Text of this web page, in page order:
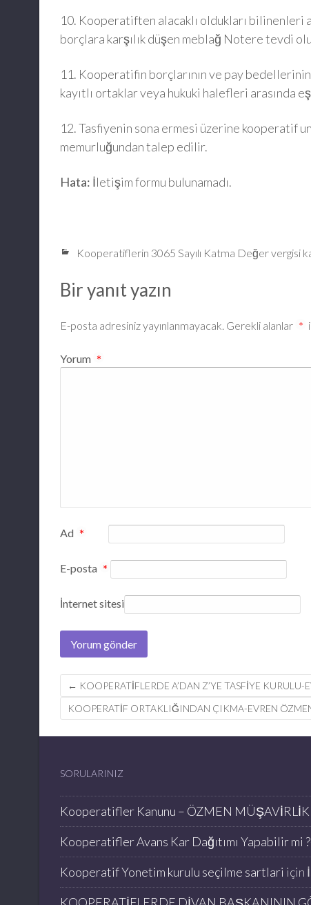
10. Kooperatiften alacaklı oldukları bilinenleri
borçlara karşılık düşen meblağ Notere tevdi
11. Kooperatifin borçlarının ve pay
kayıtlı ortaklar veya hukuki halefleri arasında
12. Tasfiyenin sona ermesi üzerine kooperatif
memurluğundan talep edilir.
Hata: İletişim formu bulunamadı.
Kooperatiflerin 3065 Sayılı Katma Değer vergisi
Bir yanıt yazın
E-posta adresiniz yayınlanmayacak. Gerekli alanlar *
Yorum *
Ad *
E-posta *
İnternet sitesi
Post
navigation
← KOOPERATİFLERDE A’DAN Z’YE TASFİYE KURULU-
KOOPERATIF ORTAKLIĞINDAN ÇIKMA-EVREN
SORULARINIZ
Kooperatifler Kanunu – ÖZMEN MÜŞAVİRLİK
Kooperatifler Avans Kar Dağıtımı Yapabilir mi
Kooperatif Yonetim kurulu seçilme sartlari için